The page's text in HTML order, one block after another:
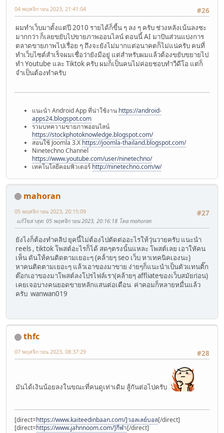
#26
04 พฤศจิกายน 2023, 21:41:04
ผมทำเว็บมาตั้งแต่ปี 2010 รายได้ก็ขี้น ๆ ลง ๆ ครับ ช่วงหลังเน้นลงซะ
มากกว่า ก็เลยขยับไปขายภาพออนไลน์ ตอนนี้ AI มาปันส่วนแบ่งการ
ตลาดขายภาพไปเรื่อย ๆ ถึงจะยังไม่มากแต่อนาคตก็ไม่แน่ครับ คนที่
ทำเว็บไซต์สำเร็จผมเชื่อว่ายังมีอยู่ แต่สำหรับผมแล้วต้องขยับขยายไป
ทำ Youtube และ Tiktok ครับ ผมก็เป็นคนไม่ค่อยชอบทำวีดีโอ แต่ก็
จำเป็นต้องทำครับ
แนะนำ Android App ที่น่าใช้งาน https://android-
apps24.blogspot.com
รวมบทความขายภาพออนไลน์
https://stockphotoknowledge.blogspot.com/
สอนใช้ Joomla 3.X https://joomla-thailand.blogspot.com/
Ninetechno Channel
https://www.youtube.com/user/ninetechno/
เทคโนโลยีคอมพิวเตอร์ http://ninetechno.com/w/
mahoran
#27
05 พฤศจิกายน 2023, 20:15:09
แก้ไขล่าสุด: 05 พฤศจิกายน 2023, 20:16:18 โดย mahoran
ยังไงก็ต้องทำคลิป ยุคนี้ไม่ต้องไปตัดต่ออะไรให้วุ่นวายครับ แนะนำ
reels , tiktok โพสต์อะไรก็ได้ สดๆตรงนั้นแหละ โพสต์เลย เอาใหัคน
เห็น ดันให้คนติดตามเยอะๆ (คล้่ายๆ seo เว็บ หาเทคนิคเองนะ)
หาคนติดตามเยอะๆ แล้วเอาของมาขาย ง่ายๆก็แนะนำเป็นตัวแทนติ๊ก
ต๊อกเอาของมาโพสต์ลงโปรไฟล์เรา(คล้ายๆ affliateของเว็บสมัยก่อน)
เคยเจอบางคนยอดขายหลักแสนต่อเดือน ค่าคอมก็หลายหมื่นแล้ว
ครับ wanwan019
thfc
#28
07 พฤศจิกายน 2023, 08:37:29
มันได้เงินน้อยลงในขณะที่คนดูเท่าเดิม สู้กันต่อไปครับ
[direct=https://www.kaiteedinbaan.com/]วอลเลย์บอล[/direct]
[direct=https://www.jahnnoom.com/]กีฬา[/direct]